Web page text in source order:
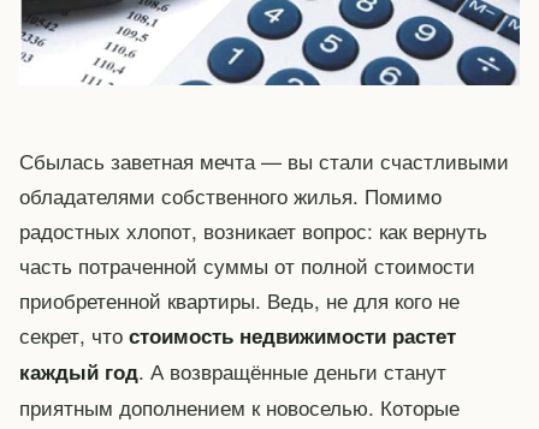
Сбылась заветная мечта — вы стали счастливыми
обладателями собственного жилья. Помимо
радостных хлопот, возникает вопрос: как вернуть
часть потраченной суммы от полной стоимости
приобретенной квартиры. Ведь, не для кого не
секрет, что стоимость недвижимости растет
каждый год. А возвращённые деньги станут
приятным дополнением к новоселью. Которые